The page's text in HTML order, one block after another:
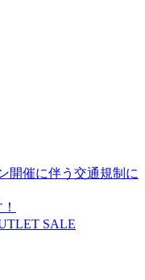
開催に伴う交通規制に
SALE